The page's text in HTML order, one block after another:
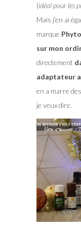
(idéal pour les
Mais j’en ai
marque
sur mon
directement
adaptateur
en a marre
je veux dire.